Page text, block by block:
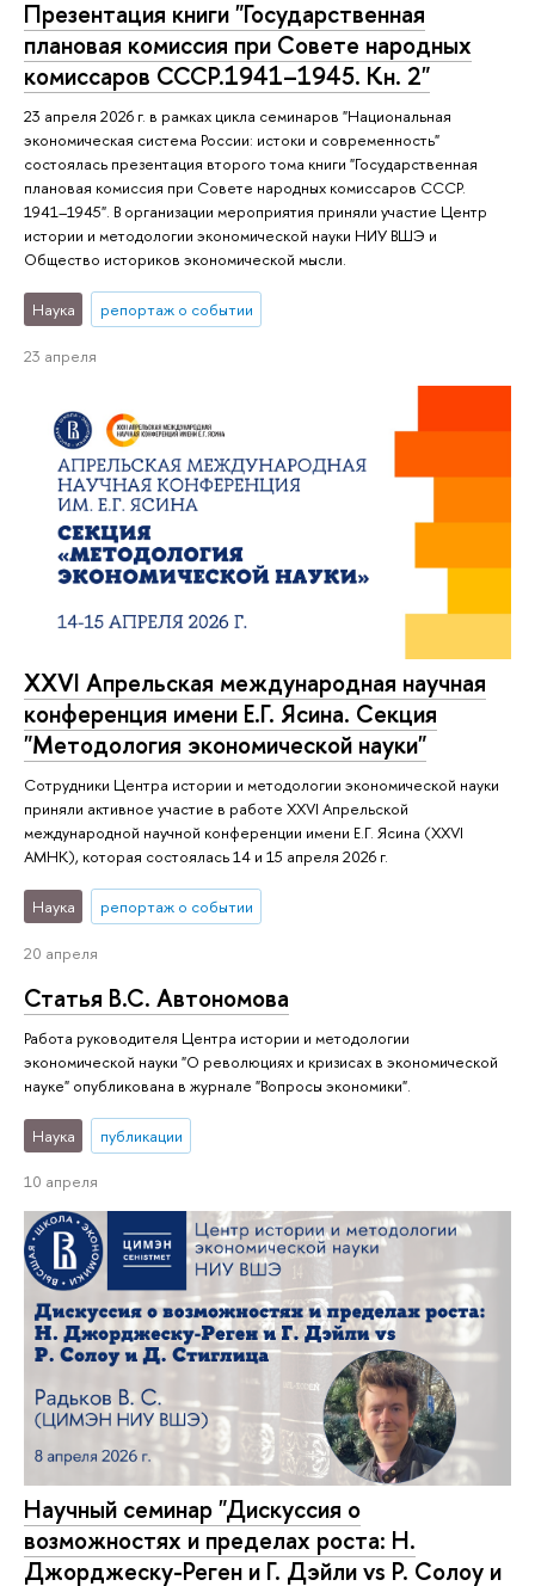
Презентация книги "Государственная
плановая комиссия при Совете народных
комиссаров СССР.1941–1945. Кн. 2"
23 апреля 2026 г. в рамках цикла семинаров "Национальная
экономическая система России: истоки и современность"
состоялась презентация второго тома книги "Государственная
плановая комиссия при Совете народных комиссаров СССР.
1941–1945". В организации мероприятия приняли участие Центр
истории и методологии экономической науки НИУ ВШЭ и
Общество историков экономической мысли.
Наука репортаж о событии
23 апреля
XXVI Апрельская международная научная
конференция имени Е.Г. Ясина. Секция
"Методология экономической науки"
Сотрудники Центра истории и методологии экономической науки
приняли активное участие в работе XXVI Апрельской
международной научной конференции имени Е.Г. Ясина (XXVI
АМНК), которая состоялась 14 и 15 апреля 2026 г.
Наука репортаж о событии
20 апреля
Статья В.С. Автономова
Работа руководителя Центра истории и методологии
экономической науки "О революциях и кризисах в экономической
науке" опубликована в журнале "Вопросы экономики".
Наука публикации
10 апреля
Научный семинар "Дискуссия о
возможностях и пределах роста: Н.
Джорджеску-Реген и Г. Дэйли vs Р. Солоу и